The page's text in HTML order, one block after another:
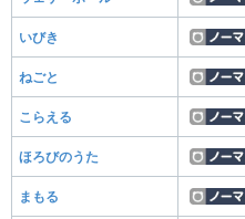
いびき
ねごと
こらえる
ほろびのうた
まもる